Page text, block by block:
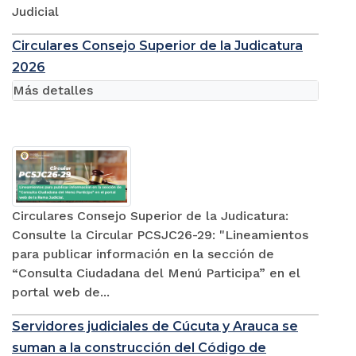
Judicial
Circulares Consejo Superior de la Judicatura
2026
Circulares Consejo Superior de la Judicatura:
Consulte la Circular PCSJC26-29: "Lineamientos
para publicar información en la sección de
“Consulta Ciudadana del Menú Participa” en el
portal web de...
Más detalles
Servidores judiciales de Cúcuta y Arauca se
suman a la construcción del Código de